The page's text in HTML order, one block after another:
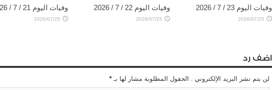
وفيات اليوم 23 / 7 / 2026
2026/07/25
وفيات اليوم 22 / 7 / 2026
2026/07/25
وفيات اليوم 21 / 7 / 2026
2026/07/25
اضف رد
لن يتم نشر البريد الإلكتروني . الحقول المطلوبة مشار لها بـ *